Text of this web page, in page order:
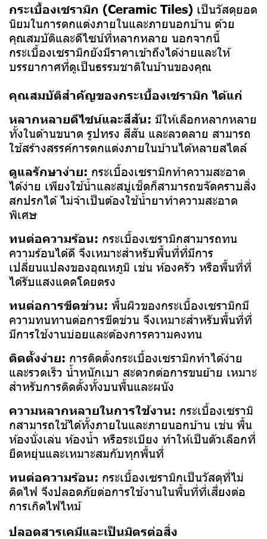
กระเบื้องเซรามิก (Ceramic Tiles) เป็นวัสดุยอด
นิยมในการตกแต่งภายในและภายนอกบ้าน ด้วย
คุณสมบัติและดีไซน์ที่หลากหลาย นอกจากนี้
กระเบื้องเซรามิกยังมีราคาเข้าถึงได้ง่ายและให้
บรรยากาศที่ดูเป็นธรรมชาติในบ้านของคุณ
คุณสมบัติสำคัญของกระเบื้องเซรามิก ได้แก่
หลากหลายดีไซน์และสีสัน: มีให้เลือกหลากหลาย
ทั้งในด้านขนาด รูปทรง สีสัน และลวดลาย สามารถ
ใช้สร้างสรรค์การตกแต่งภายในบ้านได้หลายสไตล์
ดูแลรักษาง่าย: กระเบื้องเซรามิกทำความสะอาด
ได้ง่าย เพียงใช้น้ำและสบู่เช็ดก็สามารถขจัดคราบสิ่ง
สกปรกได้ ไม่จำเป็นต้องใช้น้ำยาทำความสะอาด
พิเศษ
ทนต่อความร้อน: กระเบื้องเซรามิกสามารถทน
ความร้อนได้ดี จึงเหมาะสำหรับพื้นที่ที่มีการ
เปลี่ยนแปลงของอุณหภูมิ เช่น ห้องครัว หรือพื้นที่ที่
ได้รับแสงแดดโดยตรง
ทนต่อการขีดข่วน: พื้นผิวของกระเบื้องเซรามิกมี
ความทนทานต่อการขีดข่วน จึงเหมาะสำหรับพื้นที่ที่
มีการใช้งานบ่อยและต้องการความคงทน
ติดตั้งง่าย: การติดตั้งกระเบื้องเซรามิกทำได้ง่าย
และรวดเร็ว น้ำหนักเบา สะดวกต่อการขนย้าย เหมาะ
สำหรับการติดตั้งทั้งบนพื้นและผนัง
ความหลากหลายในการใช้งาน: กระเบื้องเซรามิ
กสามารถใช้ได้ทั้งภายในและภายนอกบ้าน เช่น พื้น
ห้องนั่งเล่น ห้องน้ำ หรือระเบียง ทำให้เป็นตัวเลือกที่
ยืดหยุ่นและเหมาะสมกับทุกพื้นที่
ทนต่อความร้อน: กระเบื้องเซรามิกเป็นวัสดุที่ไม่
ติดไฟ จึงปลอดภัยต่อการใช้งานในพื้นที่ที่เสี่ยงต่อ
การเกิดไฟไหม้
ปลอดสารเคมีและเป็นมิตรต่อสิ่ง